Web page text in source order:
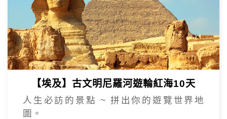
【埃及】古文明尼羅河遊輪紅海10天
人生必訪的景點 ~ 拼出你的遊覽世界地
圖。